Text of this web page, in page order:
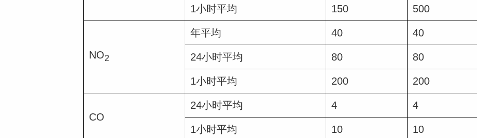
1小时平均 150 500
NO2
年平均 40 40
24小时平均 80 80
1小时平均 200 200
CO
24小时平均 4
4
1小时平均
10 10